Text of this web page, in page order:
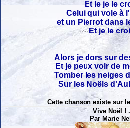
Et le je le
Celui qui vole à
et un Pierrot dans
Et je le
Alors je dors sur
Et je peux voir de
Tomber les neiges
Sur les Noëls
Cette chanson existe sur
Vive Noël ! .
Par Marie Nell